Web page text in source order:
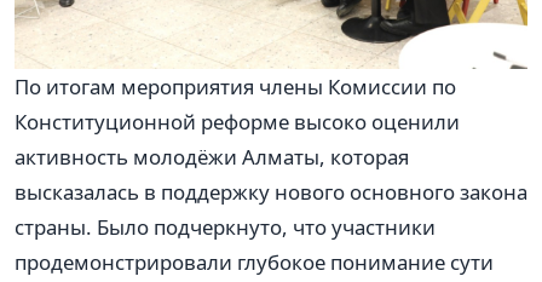
По итогам мероприятия члены Комиссии по
Конституционной реформе высоко оценили
активность молодёжи Алматы, которая
высказалась в поддержку нового основного закона
страны. Было подчеркнуто, что участники
продемонстрировали глубокое понимание сути